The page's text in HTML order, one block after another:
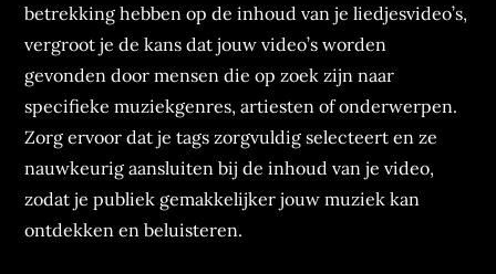
betrekking hebben op de inhoud van je liedjesvideo’s,
vergroot je de kans dat jouw video’s worden
gevonden door mensen die op zoek zijn naar
specifieke muziekgenres, artiesten of onderwerpen.
Zorg ervoor dat je tags zorgvuldig selecteert en ze
nauwkeurig aansluiten bij de inhoud van je video,
zodat je publiek gemakkelijker jouw muziek kan
ontdekken en beluisteren.